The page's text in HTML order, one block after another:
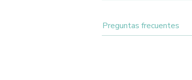
Preguntas frecuentes